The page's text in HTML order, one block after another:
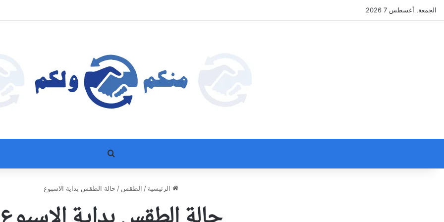
الجمعة, أغسطس 7 2026
بحث عن
الرئيسية / الطقس / حالة الطقس بداية الاسبوع